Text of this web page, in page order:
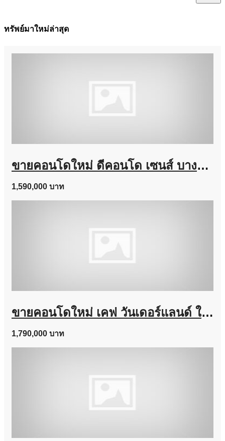
ทรัพย์มาใหม่ล่าสุด
ขายคอนโดใหม่ ดีคอนโด เซนส์ บางแสน ชลบุรี ใกล้ ม.บูรพา พร้อมอยู่ แต่งครบ โทร 0931681685
1,590,000 บาท
ขายคอนโดใหม่ เคฟ วันเดอร์แลนด์ ใกล้ ม.ธรรมศาสตร์ แต่งครบ พร้อมอยู่ เลี้ยงสัตว์ได้ โทร 0616161426
1,790,000 บาท